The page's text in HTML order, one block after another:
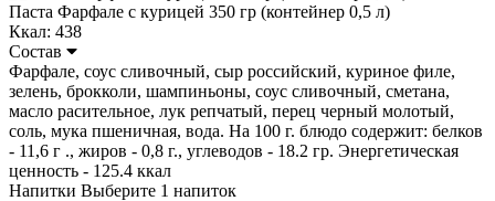
Паста Фарфале с курицей 350 гр (контейнер 0,5 л)
Ккал: 438
Состав
Фарфале, соус сливочный, сыр российский, куриное филе,
зелень, брокколи, шампиньоны, соус сливочный, сметана,
масло расительное, лук репчатый, перец черный молотый,
соль, мука пшеничная, вода. На 100 г. блюдо содержит: белков
- 11,6 г ., жиров - 0,8 г., углеводов - 18.2 гр. Энергетическая
ценность - 125.4 ккал
Напитки Выберите 1 напиток